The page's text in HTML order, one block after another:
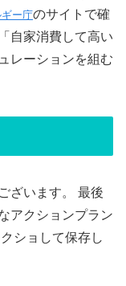
ー庁のサイトで確
自家消費して高い
レーションを組む
ざいます。 最後
アクションプラン
ショして保存し